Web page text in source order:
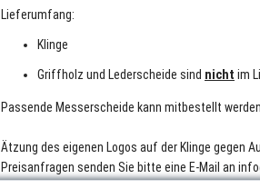
Lieferumfang:
Klinge
Griffholz und Lederscheide sind nicht im
Passende Messerscheide kann mitbestellt werden.
Ätzung des eigenen Logos auf der Klinge gegen
Preisanfragen senden Sie bitte eine E-Mail an